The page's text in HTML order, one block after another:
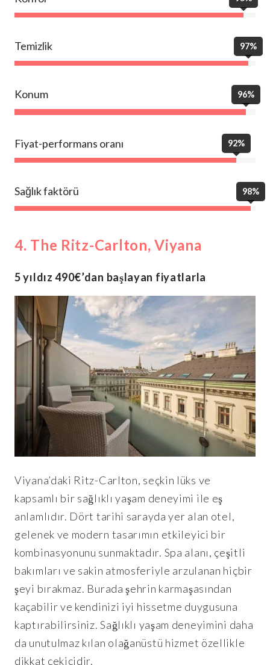
Temizlik 97%
Konum 96%
Fiyat-performans oranı 92%
Sağlık faktörü 98%
4. The Ritz-Carlton, Viyana
5 yıldız 490€’dan başlayan fiyatlarla
Viyana’daki Ritz-Carlton, seçkin lüks ve
kapsamlı bir sağlıklı yaşam deneyimi ile eş
anlamlıdır. Dört tarihi sarayda yer alan otel,
gelenek ve modern tasarımın etkileyici bir
kombinasyonunu sunmaktadır. Spa alanı, çeşitli
bakımları ve sakin atmosferiyle arzulanan hiçbir
şeyi bırakmaz. Burada şehrin karmaşasından
kaçabilir ve kendinizi iyi hissetme duygusuna
kaptırabilirsiniz. Sağlıklı yaşam deneyimini daha
da unutulmaz kılan olağanüstü hizmet özellikle
dikkat çekicidir.